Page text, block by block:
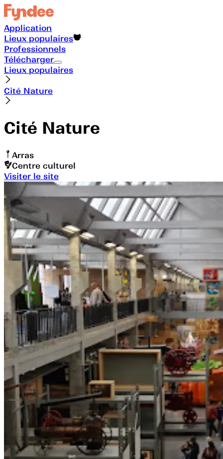
Application
Lieux populaires
Professionnels
Télécharger
Lieux populaires
Cité Nature
Cité Nature
Arras
Centre culturel
Visiter le site